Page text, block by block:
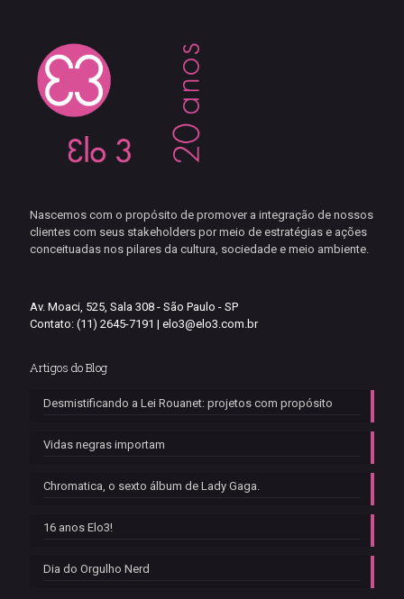
Nascemos com o propósito de promover a integração de nossos
clientes com seus stakeholders por meio de estratégias e ações
conceituadas nos pilares da cultura, sociedade e meio ambiente.
Av. Moaci, 525, Sala 308 - São Paulo - SP
Contato: (11) 2645-7191 | elo3@elo3.com.br
Artigos do Blog
Desmistificando a Lei Rouanet: projetos com propósito
Vidas negras importam
Chromatica, o sexto álbum de Lady Gaga.
16 anos Elo3!
Dia do Orgulho Nerd